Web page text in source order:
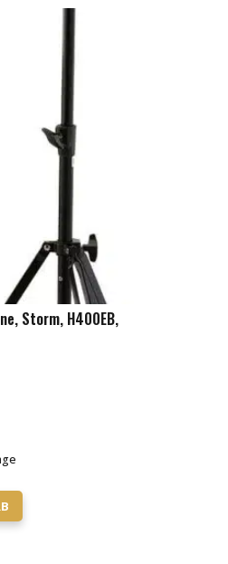
Storm, H400EB,